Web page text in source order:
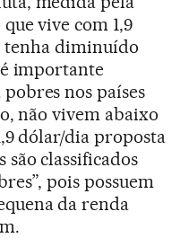
vive com 1,9
tenha diminuído
importante
nos países
não vivem abaixo
dólar/dia proposta
são classificados
pois possuem
da renda